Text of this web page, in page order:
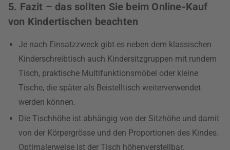
5. Fazit – das sollten Sie beim Online-Kauf
von Kindertischen beachten
Je nach Einsatzzweck gibt es neben dem klassischen
Kinderschreibtisch auch Kindersitzgruppen mit rundem
Tisch, praktische Multifunktionsmöbel oder kleine
Tische, die später als Beistelltisch weiterverwendet
werden können.
Die Tischhöhe ist abhängig von der Sitzhöhe und damit
von der Körpergrösse und den Proportionen des Kindes.
Optimalerweise ist der Tisch höhenverstellbar.